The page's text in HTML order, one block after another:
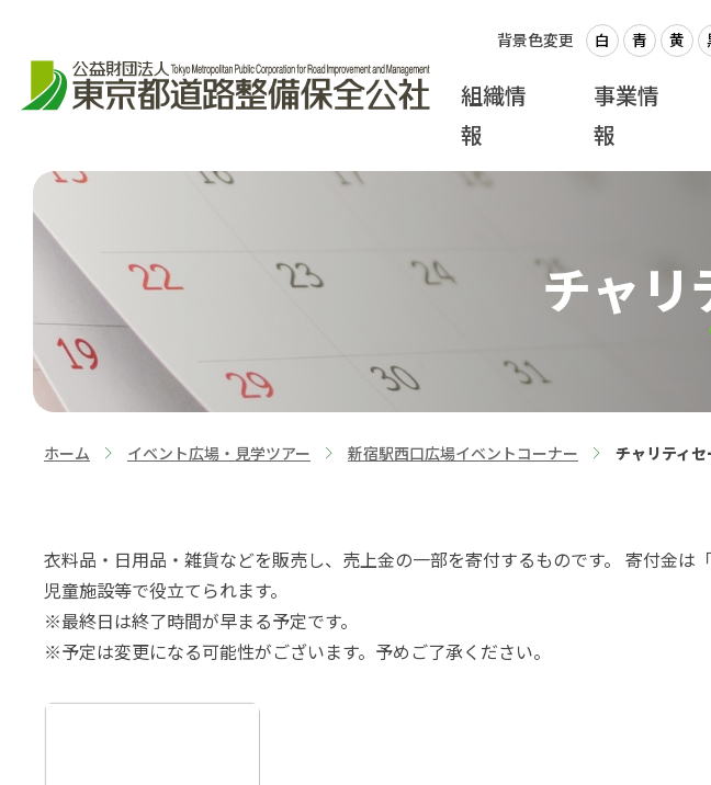
背景色変更 白 青 黄
組織情
報
事業情
報
チャリ
ホーム
イベント広場・見学ツアー
新宿駅西口広場イベントコーナー
チャリティセ
衣料品・日用品・雑貨などを販売し、売上金の一部を寄付するものです。 寄付金は
児童施設等で役立てられます。
※最終日は終了時間が早まる予定です。
※予定は変更になる可能性がございます。予めご了承ください。